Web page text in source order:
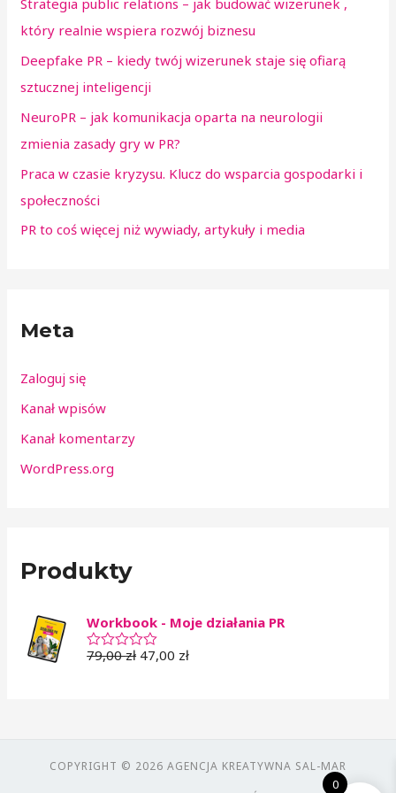
Strategia public relations – jak budować wizerunek ,
który realnie wspiera rozwój biznesu
Deepfake PR – kiedy twój wizerunek staje się ofiarą
sztucznej inteligencji
NeuroPR – jak komunikacja oparta na neurologii
zmienia zasady gry w PR?
Praca w czasie kryzysu. Klucz do wsparcia gospodarki i
społeczności
PR to coś więcej niż wywiady, artykuły i media
Meta
Zaloguj się
Kanał wpisów
Kanał komentarzy
WordPress.org
Produkty
Workbook - Moje działania PR
O
0
79,00zł 47,00 zł
COPYRIGHT © 2026 AGENCJA KREATYWNA SAL-MAR
0